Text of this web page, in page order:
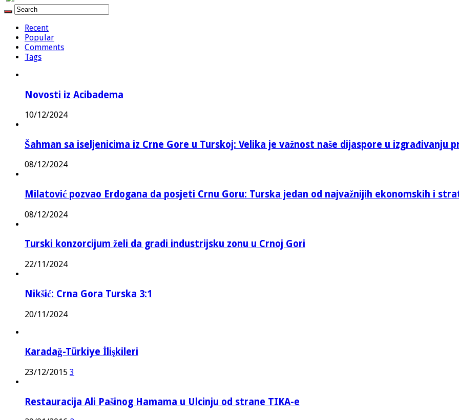
Recent
Popular
Comments
Tags
Novosti iz Acibadema
10/12/2024
Šahman sa iseljenicima iz Crne Gore u Turskoj: Velika je važnost naše dijaspore u izgrađivanju
08/12/2024
Milatović pozvao Erdogana da posjeti Crnu Goru: Turska jedan od najvažnijih ekonomskih i
08/12/2024
Turski konzorcijum želi da gradi industrijsku zonu u Crnoj Gori
22/11/2024
Nikšić: Crna Gora Turska 3:1
20/11/2024
Karadağ-Türkiye İlişkileri
23/12/2015 3
Restauracija Ali Pašinog Hamama u Ulcinju od strane TIKA-e